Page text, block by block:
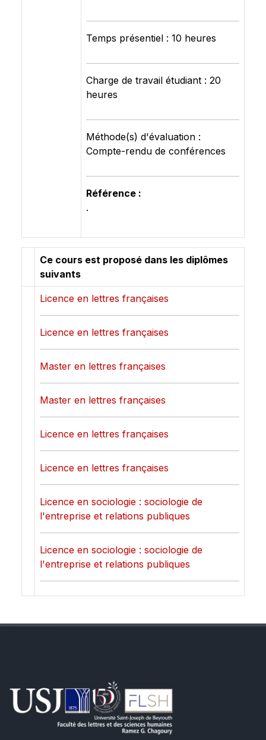
Temps présentiel : 10 heures
Charge de travail étudiant : 20
heures
Méthode(s) d'évaluation :
Compte-rendu de conférences
Référence :
.
Ce cours est proposé dans les diplômes
suivants
Licence en lettres françaises
Licence en lettres françaises
Master en lettres françaises
Master en lettres françaises
Licence en lettres françaises
Licence en lettres françaises
Licence en sociologie : sociologie de
l'entreprise et relations publiques
Licence en sociologie : sociologie de
l'entreprise et relations publiques